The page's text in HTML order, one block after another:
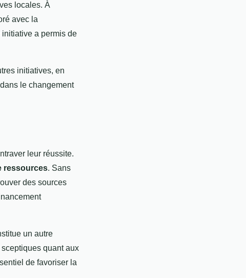
locales. À
avec la
a permis de
initiatives, en
le changement
leur réussite.
ressources. Sans
des sources
un autre
quant aux
de favoriser la